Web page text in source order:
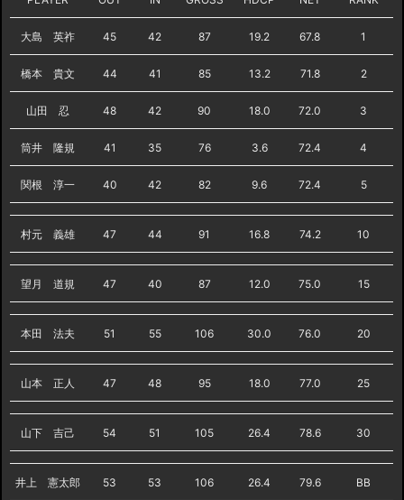
大島 英祚 45 42 87 19.2 67.8 1
橋本 貴文 44 41 85 13.2 71.8 2
山田 忍 48 42 90 18.0 72.0 3
筒井 隆規 41 35 76 3.6 72.4 4
関根 淳一 40 42 82 9.6 72.4 5
村元 義雄 47 44 91 16.8 74.2 10
望月 道規 47 40 87 12.0 75.0 15
本田 法夫 51 55 106 30.0 76.0 20
山本 正人 47 48 95 18.0 77.0 25
山下 吉己 54 51 105 26.4 78.6 30
井上 憲太郎 53 53 106 26.4 79.6 BB